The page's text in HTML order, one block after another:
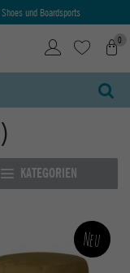
und Boardsports
0
KATEGORIEN
Neu